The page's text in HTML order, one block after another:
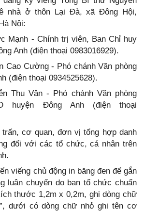
nhà ở thôn Lại Đà, xã Đông Hội,
Nội:
Mạnh - Chính trị viên, Ban Chỉ huy
Anh (điện thoại 0983016929).
Cao Cường - Phó chánh Văn phòng
(điện thoại 0934525628).
Thu Vân - Phó chánh Văn phòng
huyện Đông Anh (điện thoại
cơ quan, đơn vị tổng hợp danh
đối với các tổ chức, cá nhân trên
viếng chủ động in băng đen để gắn
luân chuyển do ban tổ chức chuẩn
thước 1,2m x 0,2m, ghi dòng chữ
dưới có dòng chữ nhỏ ghi tên cơ